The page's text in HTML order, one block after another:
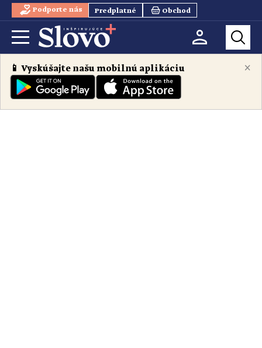
Podporte nás Predplatné Obchod
×
📱 Vyskúšajte našu mobilnú aplikáciu